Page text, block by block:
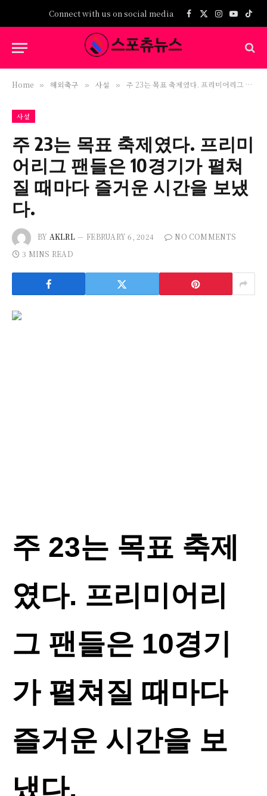
Connect with us on social media Facebook
X
Instagram
Home » 해외축구 » 사설 » 주 23는 목표 축제였다. 프리미어리그 팬들은 10경기가 펼쳐질 때마다 즐거운 시간을 보냈다.
사설
주 23는 목표 축제였다. 프리미
어리그 팬들은 10경기가 펼쳐
질 때마다 즐거운 시간을 보냈
다.
BY AKLRL FEBRUARY 6, 2024
NO COMMENTS
3 MINS READ
주 23는 목표 축제
였다. 프리미어리
그 팬들은 10경기
가 펼쳐질 때마다
즐거운 시간을 보
냈다.